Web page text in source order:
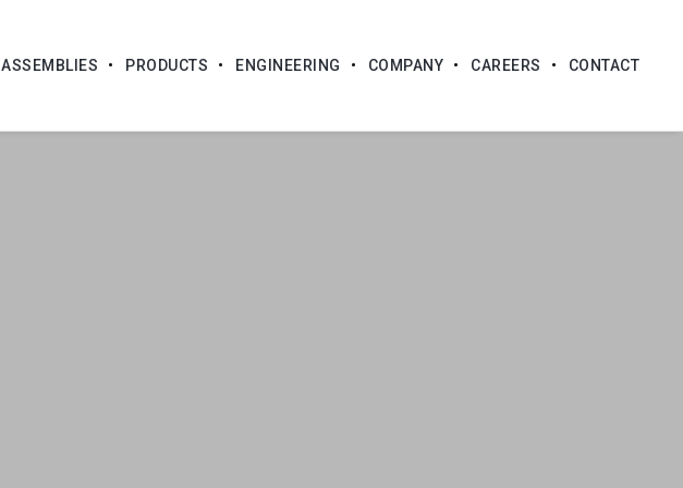
ASSEMBLIES PRODUCTS ENGINEERING COMPANY CAREERS CONTACT